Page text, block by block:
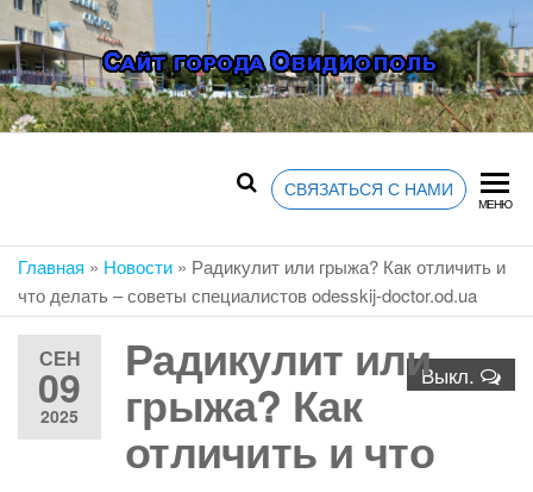
Перейти
к
содержимому
ОТЗЫВЫ,
НОВОСТИ,
Сайт Овидиополя —
лента новостей и
событий города,
объявления, афиша,
карта города
СВЯЗАТЬСЯ С НАМИ
МЕНЮ
Главная » Новости » Радикулит или грыжа? Как отличить и
что делать – советы специалистов odesskij-doctor.od.ua
СЕН
09
2025
Выкл.
Радикулит или
грыжа? Как
отличить и что